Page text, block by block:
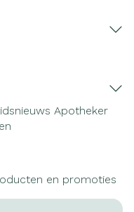
Apotheker
en promoties